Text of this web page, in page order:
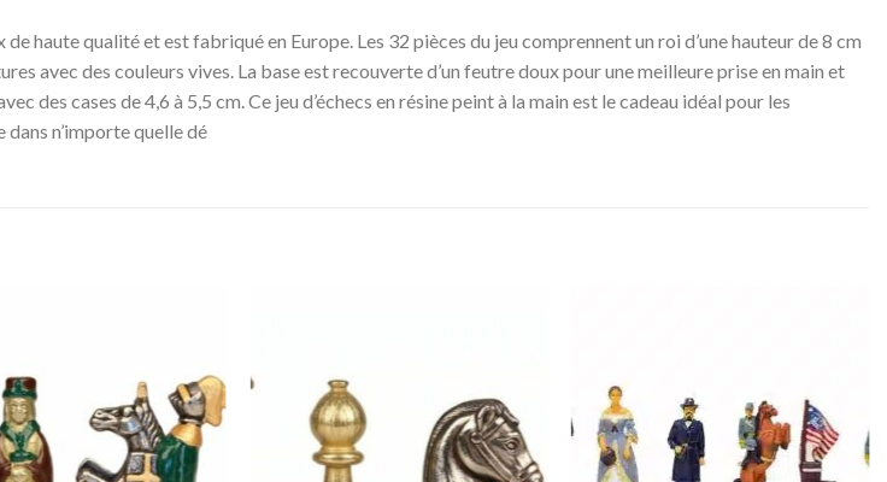
haute qualité et est fabriqué en Europe. Les 32 pièces du jeu comprennent un roi d’une hauteur de 8 cm
avec des couleurs vives. La base est recouverte d’un feutre doux pour une meilleure prise en main et
des cases de 4,6 à 5,5 cm. Ce jeu d’échecs en résine peint à la main est le cadeau idéal pour les
n’importe quelle dé